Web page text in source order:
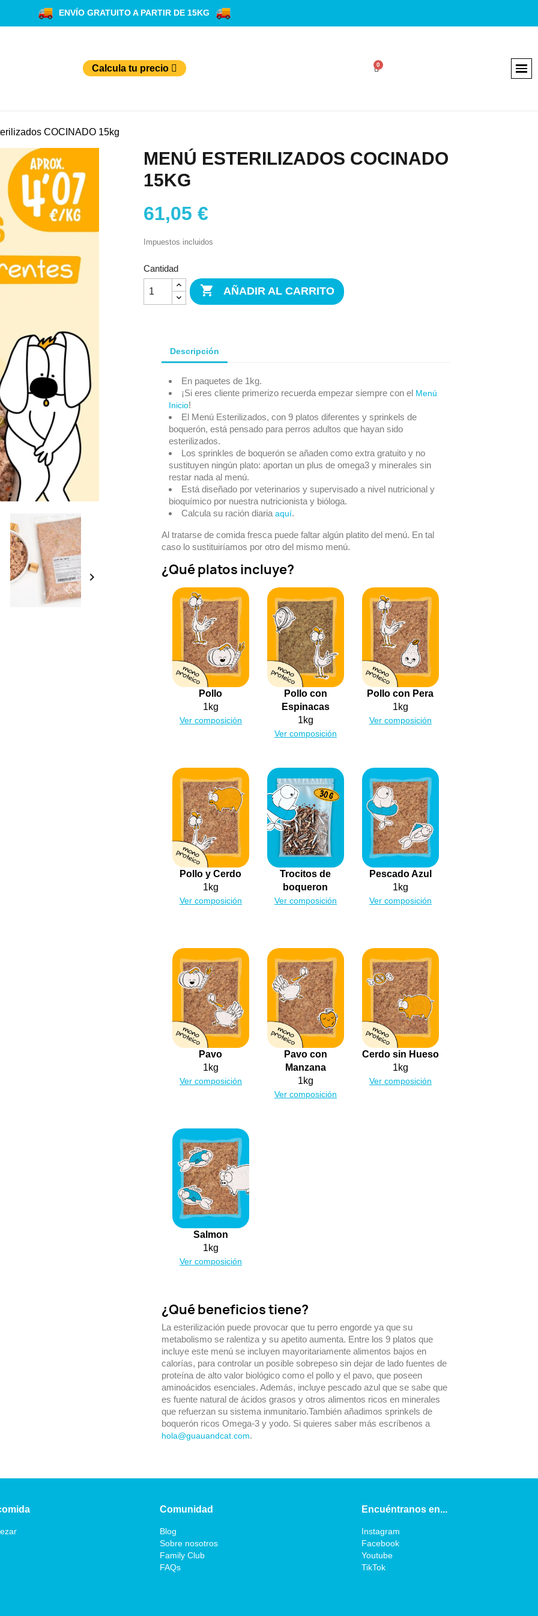
ENVÍO GRATUITO A PARTIR DE 15KG
Calcula tu precio
COCINADO 15kg

MENÚ ESTERILIZADOS COCINADO
15KG
61,05 €
Impuestos incluidos
Cantidad
 AÑADIR AL CARRITO
Descripción
En paquetes de 1kg.
¡Si eres cliente primerizo recuerda empezar siempre con el Menú
Inicio!
El Menú Esterilizados, con 9 platos diferentes y sprinkels de
boquerón, está pensado para perros adultos que hayan sido
esterilizados.
Los sprinkles de boquerón se añaden como extra gratuito y no
sustituyen ningún plato: aportan un plus de omega3 y minerales sin
restar nada al menú.
Está diseñado por veterinarios y supervisado a nivel nutricional y
bioquímico por nuestra nutricionista y bióloga.
Calcula su ración diaria aquí.
Al tratarse de comida fresca puede faltar algún platito del menú. En tal
caso lo sustituiríamos por otro del mismo menú.
¿Qué platos incluye?
Pollo
1kg
Ver composición
Pollo con
Espinacas
1kg
Ver composición
Pollo con Pera
1kg
Ver composición
Pollo y Cerdo
1kg
Ver composición
Trocitos de
boqueron
Ver composición
Pescado Azul
1kg
Ver composición
Pavo
1kg
Ver composición
Pavo con
Manzana
1kg
Ver composición
Cerdo sin Hueso
1kg
Ver composición
Salmon
1kg
Ver composición
¿Qué beneficios tiene?
La esterilización puede provocar que tu perro engorde ya que su
metabolismo se ralentiza y su apetito aumenta. Entre los 9 platos que
incluye este menú se incluyen mayoritariamente alimentos bajos en
calorías, para controlar un posible sobrepeso sin dejar de lado fuentes de
proteína de alto valor biológico como el pollo y el pavo, que poseen
aminoácidos esenciales. Además, incluye pescado azul que se sabe que
es fuente natural de ácidos grasos y otros alimentos ricos en minerales
que refuerzan su sistema inmunitario.También añadimos sprinkels de
boquerón ricos Omega-3 y yodo. Si quieres saber más escríbenos a
hola@guauandcat.com.
Comunidad
Blog
Sobre nosotros
Family Club
FAQs
Encuéntranos en...
Instagram
Facebook
Youtube
TikTok